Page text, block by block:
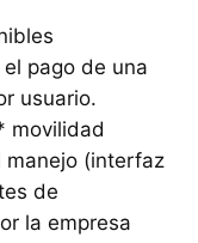
pago de una
usuario.
movilidad
(interfaz
de
la empresa